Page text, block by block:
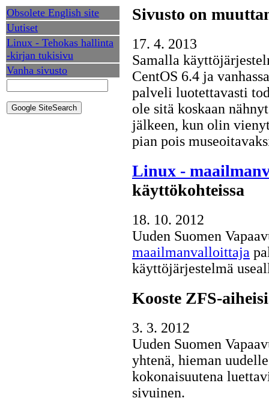
Obsolete English site
Uutiset
Linux - Tehokas hallinta
-kirjan tukisivu
Vanha sivusto
Sivusto on
17. 4. 2013
Samalla
CentOS 6.4 ja
palveli luotettavasti
ole sitä koskaan
jälkeen, kun olin
pian pois
Linux -
käyttökohteissa
18. 10. 2012
Uuden Suomen
maailmanvalloittaja
käyttöjärjestelmä
Kooste ZFS-
3. 3. 2012
Uuden Suomen
yhtenä, hieman
kokonaisuutena
sivuinen.